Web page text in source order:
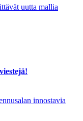
uutta mallia
innostavia